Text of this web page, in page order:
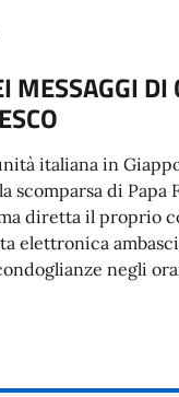
MESSAGGI
italiana in
scomparsa di
diretta il proprio
elettronica
negli